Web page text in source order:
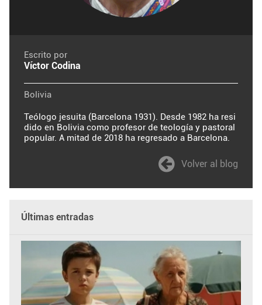
Escrito por
Víctor Codina
Bolivia
Teólogo jesuita (Barcelona 1931). Desde 1982 ha resi
dido en Bolivia como profesor de teología y pastoral
popular. A mitad de 2018 ha regresado a Barcelona.
Volver al blog
Últimas entradas